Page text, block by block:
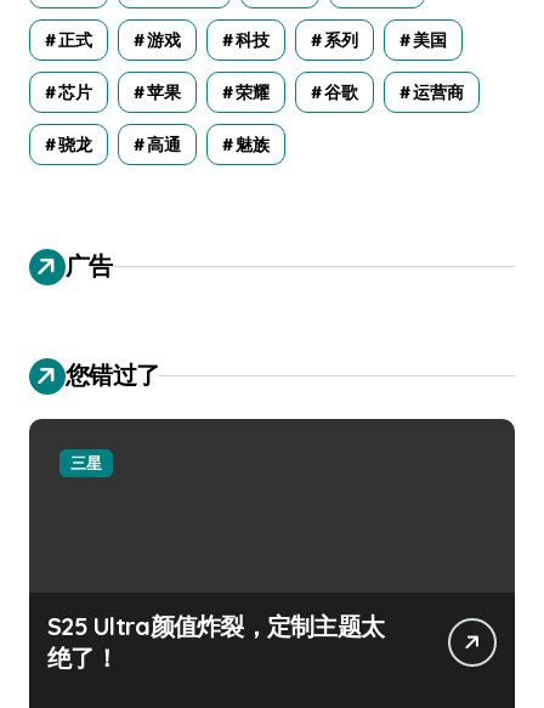
正式 游戏 科技 系列 美国
芯片 苹果 荣耀 谷歌 运营商
骁龙 高通 魅族
广告
您错过了
三星
S25 Ultra颜值炸裂，定制主题太
绝了！